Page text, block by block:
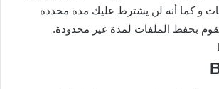
و كما أنه لن يشترط عليك مدة محددة
بحفظ الملفات لمدة غير محدودة.